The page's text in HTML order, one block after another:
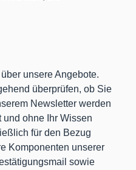
unsere Angebote.
überprüfen, ob Sie
Newsletter werden
ohne Ihr Wissen
für den Bezug
Komponenten unserer
sowie